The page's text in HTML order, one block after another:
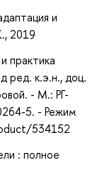
и
2019
практика
ред. к.э.н., доц.
- М.: РГ-
5. - Режим
534152
: полное